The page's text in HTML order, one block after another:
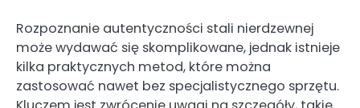
Rozpoznanie autentyczności stali nierdzewnej
może wydawać się skomplikowane, jednak istnieje
kilka praktycznych metod, które można
zastosować nawet bez specjalistycznego sprzętu.